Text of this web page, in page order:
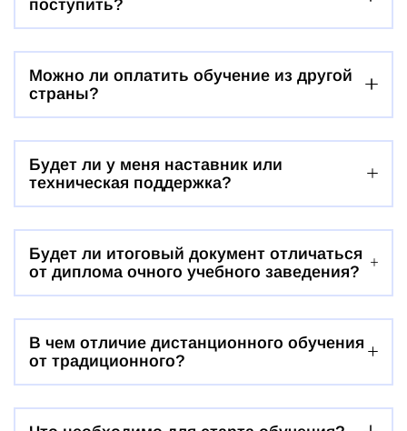
поступить?
Можно ли оплатить обучение из другой
страны?
Будет ли у меня наставник или
техническая поддержка?
Будет ли итоговый документ отличаться
от диплома очного учебного заведения?
В чем отличие дистанционного обучения
от традиционного?